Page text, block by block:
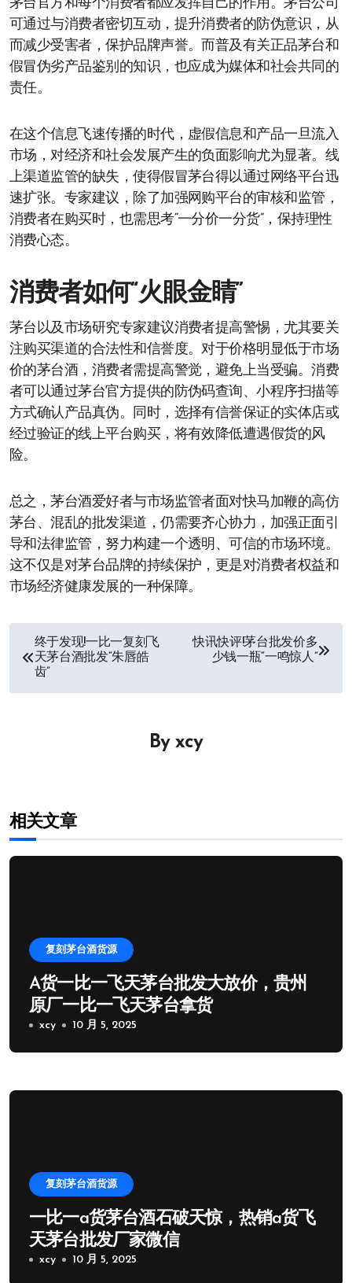
茅台官方和每个消费者都应发挥自己的作用。茅台公司
可通过与消费者密切互动，提升消费者的防伪意识，从
而减少受害者，保护品牌声誉。而普及有关正品茅台和
假冒伪劣产品鉴别的知识，也应成为媒体和社会共同的
责任。
在这个信息飞速传播的时代，虚假信息和产品一旦流入
市场，对经济和社会发展产生的负面影响尤为显著。线
上渠道监管的缺失，使得假冒茅台得以通过网络平台迅
速扩张。专家建议，除了加强网购平台的审核和监管，
消费者在购买时，也需思考“一分价一分货”，保持理性
消费心态。
消费者如何“火眼金睛”
茅台以及市场研究专家建议消费者提高警惕，尤其要关
注购买渠道的合法性和信誉度。对于价格明显低于市场
价的茅台酒，消费者需提高警觉，避免上当受骗。消费
者可以通过茅台官方提供的防伪码查询、小程序扫描等
方式确认产品真伪。同时，选择有信誉保证的实体店或
经过验证的线上平台购买，将有效降低遭遇假货的风
险。
总之，茅台酒爱好者与市场监管者面对快马加鞭的高仿
茅台、混乱的批发渠道，仍需要齐心协力，加强正面引
导和法律监管，努力构建一个透明、可信的市场环境。
这不仅是对茅台品牌的持续保护，更是对消费者权益和
市场经济健康发展的一种保障。
终于发现!一比一复刻飞
天茅台酒批发“朱唇皓
齿”
快讯快评!茅台批发价多
少钱一瓶“一鸣惊人”
By xcy
相关文章
复刻茅台酒货源
A货一比一飞天茅台批发大放价，贵州
原厂一比一飞天茅台拿货
xcy 10 月 5, 2025
复刻茅台酒货源
一比一a货茅台酒石破天惊，热销a货飞
天茅台批发厂家微信
xcy 10 月 5, 2025